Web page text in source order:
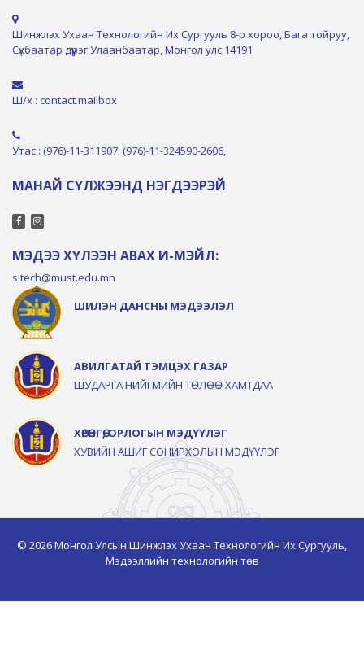
Шинжлэх Ухаан Технологийн Их Сургууль 8-р хороо, Бага тойруу,
Сүхбаатар дүүрэг Улаанбаатар, Монгол улс 14191
Ш/х : contact.mailbox
Утас : (976)-11-311907, (976)-11-324590-2606,
МАНАЙ СҮЛЖЭЭНД НЭГДЭЭРЭЙ
МЭДЭЭ ХҮЛЭЭН АВАХ И-МЭЙЛ:
sitech@must.edu.mn
ШИЛЭН ДАНСНЫ МЭДЭЭЛЭЛ
АВИЛГАТАЙ ТЭМЦЭХ ГАЗАР
ШУДАРГА НИЙГМИЙН ТӨЛӨӨ ХАМТДАА
ХӨРӨНГӨ, ОРЛОГЫН МЭДҮҮЛЭГ
ХУВИЙН АШИГ СОНИРХОЛЫН МЭДҮҮЛЭГ
© 2026 Монгол Улсын Шинжлэх Ухаан Технологийн Их Сургууль,
Мэдээллийн технологийн төв